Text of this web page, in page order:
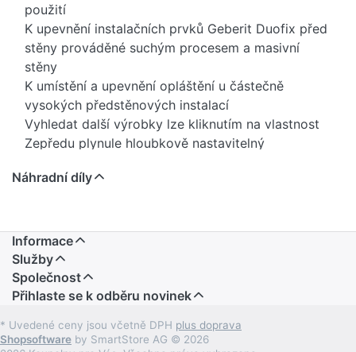
použití
K upevnění instalačních prvků Geberit Duofix před
stěny prováděné suchým procesem a masivní
stěny
K umístění a upevnění opláštění u částečně
vysokých předstěnových instalací
Vyhledat další výrobky lze kliknutím na vlastnost
Zepředu plynule hloubkově nastavitelný
Závitová tyč M10, pozinkovaná
Souprava 2 kusů
Náhradní díly
Informace
Služby
Společnost
Přihlaste se k odběru novinek
* Uvedené ceny jsou včetně DPH plus doprava
Shopsoftware by SmartStore AG © 2026